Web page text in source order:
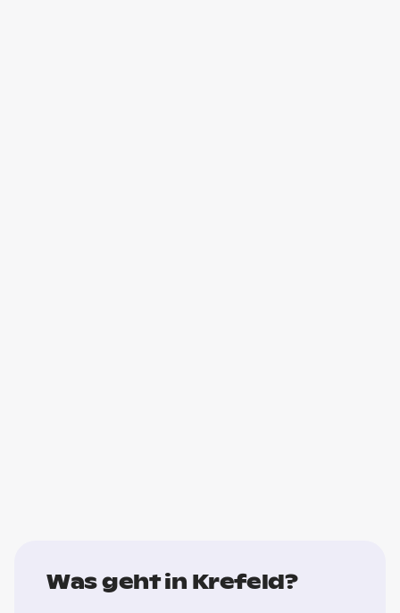
Was geht in Krefeld?